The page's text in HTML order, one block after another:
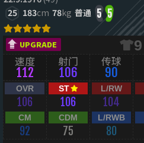
25 183cm 78kg 普通 5 5
UPGRADE 9
速度
112
射门
106
传球
90
OVR
106
ST
106
L/RW
104
CM
92
CDM
75
L/RWB
80